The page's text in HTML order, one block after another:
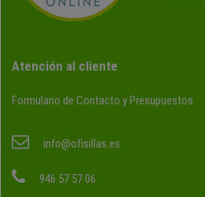
Atención al cliente
Formulario de Contacto y Presupuestos
info@ofisillas.es
946 57 57 06